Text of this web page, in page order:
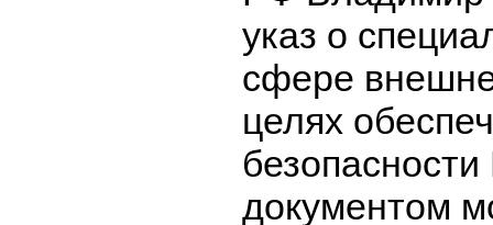
указ о
сфере
целях
документом